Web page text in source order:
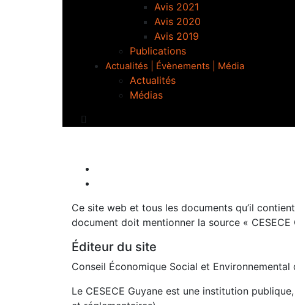
Avis 2021
Avis 2020
Avis 2019
Publications
Actualités | Évènements | Média
Actualités
Médias
Ce site web et tous les documents qu’il
document doit mentionner la source «
Éditeur du site
Conseil Économique Social et
Le CESECE Guyane est une institution